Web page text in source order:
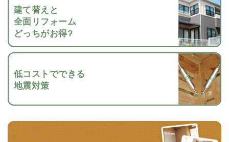
建て替えと
全面リフォーム
どっちがお得?
低コストでできる
地震対策